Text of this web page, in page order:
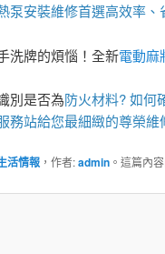
泵安裝維修首選高效率、
洗牌的煩惱！全新電動麻
別是否為防火材料? 如何
務站給您最細緻的尊榮維
活情報，作者:admin。這篇內